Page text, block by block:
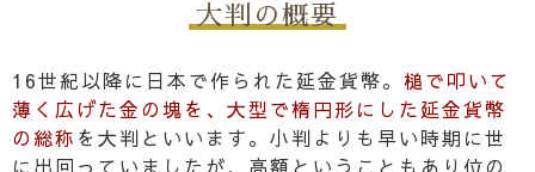
大判の概要
16世紀以降に日本で作られた延金貨幣。 槌で叩いて
薄く広げた金の塊を、大型で楕円形にした延金貨幣
の総称 を大判といいます。小判よりも早い時期に世
に出回っていましたが、高額ということもあり位の